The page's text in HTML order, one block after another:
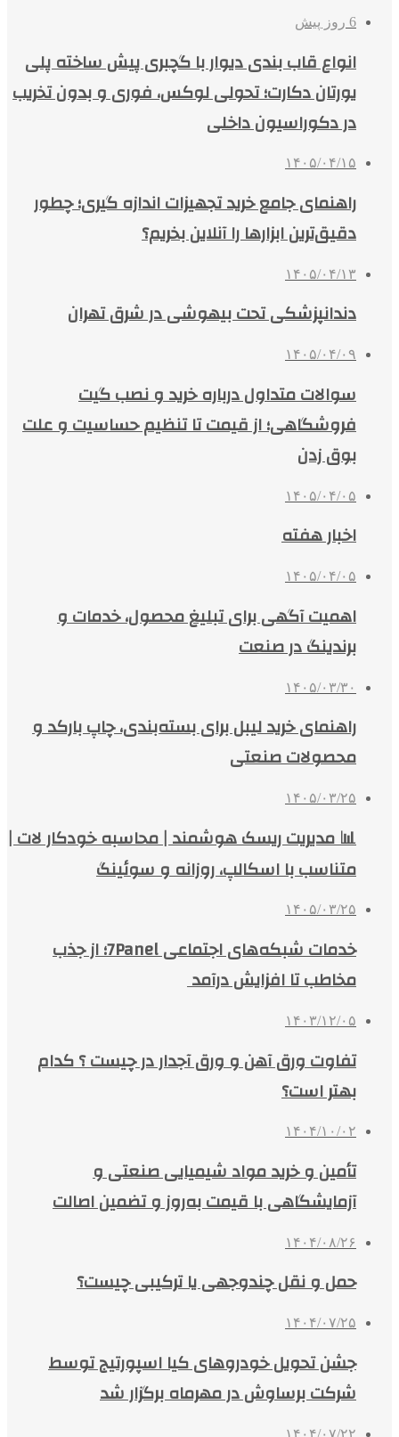
6 روز پیش
انواع قاب بندی دیوار با گچبری پیش ساخته پلی
یورتان دکارت؛ تحولی لوکس، فوری و بدون تخریب
در دکوراسیون داخلی
۱۴۰۵/۰۴/۱۵
راهنمای جامع خرید تجهیزات اندازه گیری؛ چطور
دقیق‌ترین ابزارها را آنلاین بخریم؟
۱۴۰۵/۰۴/۱۳
دندانپزشکی تحت بیهوشی در شرق تهران
۱۴۰۵/۰۴/۰۹
سوالات متداول درباره خرید و نصب گیت
فروشگاهی؛ از قیمت تا تنظیم حساسیت و علت
بوق زدن
۱۴۰۵/۰۴/۰۵
اخبار هفته
۱۴۰۵/۰۴/۰۵
اهمیت آگهی برای تبلیغ محصول، خدمات و
برندینگ در صنعت
۱۴۰۵/۰۳/۳۰
راهنمای خرید لیبل برای بسته‌بندی، چاپ بارکد و
محصولات صنعتی
۱۴۰۵/۰۳/۲۵
📊 مدیریت ریسک هوشمند | محاسبه خودکار لات |
متناسب با اسکالپ، روزانه و سوئینگ
۱۴۰۵/۰۳/۲۵
خدمات شبکه‌های اجتماعی 7Panel؛ از جذب
مخاطب تا افزایش درآمد
۱۴۰۳/۱۲/۰۵
تفاوت ورق آهن و ورق آجدار در چیست ؟ کدام
بهتر است؟
۱۴۰۴/۱۰/۰۲
تأمین و خرید مواد شیمیایی صنعتی و
آزمایشگاهی با قیمت به‌روز و تضمین اصالت
۱۴۰۴/۰۸/۲۶
حمل و نقل چندوجهی یا ترکیبی چیست؟
۱۴۰۴/۰۷/۲۵
جشن تحویل خودروهای کیا اسپورتیج توسط
شرکت برساوش در مهرماه برگزار شد
۱۴۰۴/۰۷/۲۲